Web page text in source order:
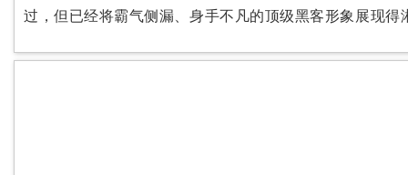
过，但已经将霸气侧漏、身手不凡的顶级黑客形象展现得